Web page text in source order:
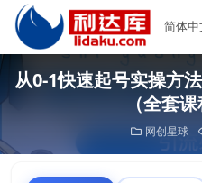
从0-1快速起号实操方
（全套
网创星球